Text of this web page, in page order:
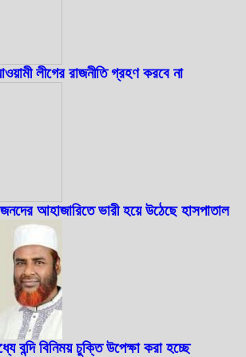
লীগের রাজনীতি গ্রহণ করবে না
আহাজারিতে ভারী হয়ে উঠেছে হাসপাতাল
বন্দি বিনিময় চুক্তি উপেক্ষা করা হচ্ছে